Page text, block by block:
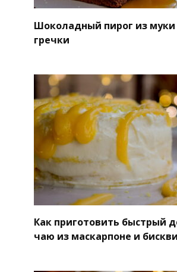
Шоколадный пирог из муки
гречки
Как приготовить быстрый
чаю из маскарпоне и